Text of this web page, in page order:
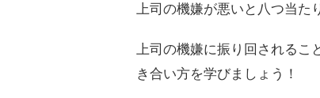
上司の機嫌が悪いと八つ当た
上司の機嫌に振り回されるこ
き合い方を学びましょう！